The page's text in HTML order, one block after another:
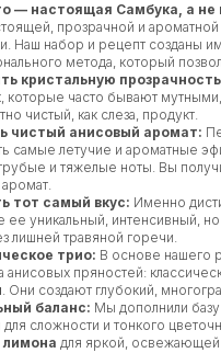
— настоящая Самбука, а не
прозрачной и
Наш набор и рецепт созданы
метода, который
кристальную
которые часто бывают
чистый, как слеза, продукт.
чистый анисовый аромат:
самые летучие и ароматные
и тяжелые ноты. Вы
тот самый вкус: Именно
ее уникальный, интенсивный,
лишней травяной горечи.
трио: В основе нашего
анисовых пряностей:
. Они создают глубокий,
баланс: Мы дополнили
для сложности и тонкого
лимона для яркой, освежающей